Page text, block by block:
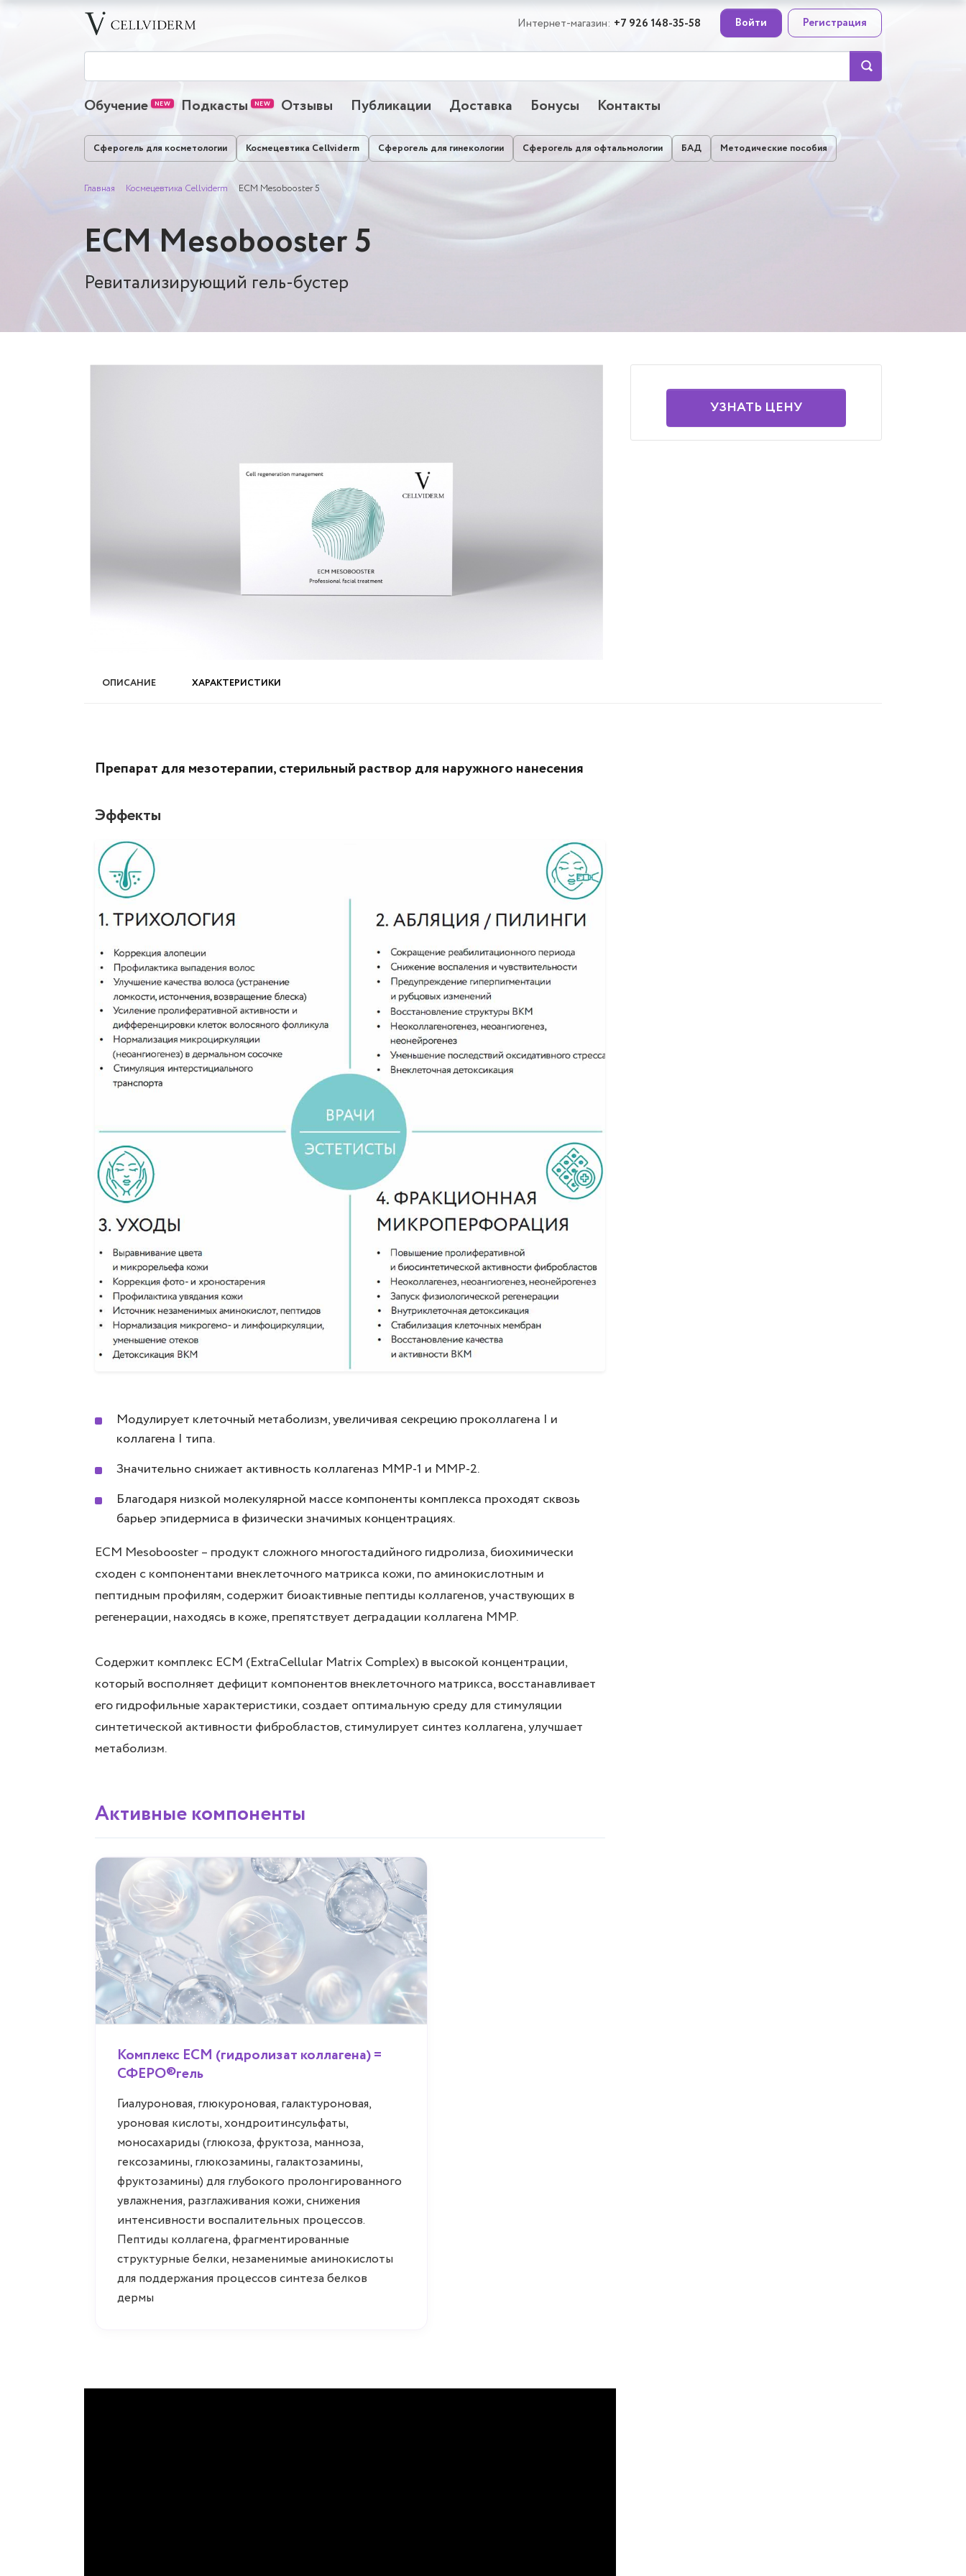
Интернет-магазин: +7 926 148-35-58 Войти Регистрация
Обучение Подкасты Отзывы Публикации Доставка Бонусы Контакты
Сферогель для косметологии Космецевтика Cellviderm Сферогель для гинекологии Сферогель для офтальмологии БАД Методические пособия
Главная Космецевтика Cellviderm ECM Mesobooster 5
ECM Mesobooster 5
Ревитализирующий гель-бустер
УЗНАТЬ ЦЕНУ
ОПИСАНИЕ ХАРАКТЕРИСТИКИ
Препарат для мезотерапии, стерильный раствор для наружного нанесения
Эффекты
Модулирует клеточный метаболизм, увеличивая секрецию проколлагена I и
коллагена I типа.
Значительно снижает активность коллагеназ ММР-1 и ММР-2.
Благодаря низкой молекулярной массе компоненты комплекса проходят сквозь
барьер эпидермиса в физически значимых концентрациях.
ECM Mesobooster – продукт сложного многостадийного гидролиза, биохимически
сходен с компонентами внеклеточного матрикса кожи, по аминокислотным и
пептидным профилям, содержит биоактивные пептиды коллагенов, участвующих в
регенерации, находясь в коже, препятствует деградации коллагена ММР.
Содержит комплекс ЕСМ (ExtraCellular Matrix Complex) в высокой концентрации,
который восполняет дефицит компонентов внеклеточного матрикса, восстанавливает
его гидрофильные характеристики, создает оптимальную среду для стимуляции
синтетической активности фибробластов, стимулирует синтез коллагена, улучшает
метаболизм.
Активные компоненты
Комплекс ECM (гидролизат коллагена) =
СФЕРО®гель
Гиалуроновая, глюкуроновая, галактуроновая,
уроновая кислоты, хондроитинсульфаты,
моносахариды (глюкоза, фруктоза, манноза,
гексозамины, глюкозамины, галактозамины,
фруктозамины) для глубокого пролонгированного
увлажнения, разглаживания кожи, снижения
интенсивности воспалительных процессов.
Пептиды коллагена, фрагментированные
структурные белки, незаменимые аминокислоты
для поддержания процессов синтеза белков
дермы